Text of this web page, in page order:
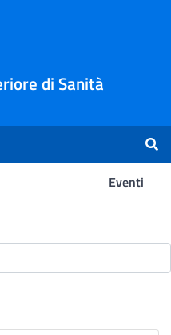
di Sanità
Eventi
-